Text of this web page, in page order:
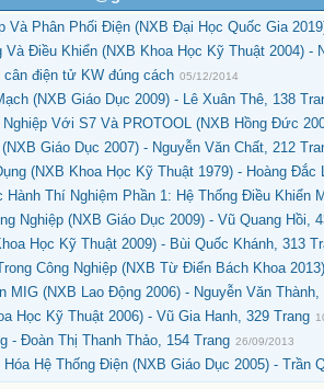
Và Phân Phối Điện (NXB Đại Học Quốc Gia
Điều Khiển (NXB Khoa Học Kỹ Thuật 2004) -
điện tử KW đúng cách 05/12/2014
(NXB Giáo Dục 2009) - Lê Xuân Thê, 138
Với S7 Và PROTOOL (NXB Hồng Đức
Giáo Dục 2007) - Nguyễn Văn Chất, 212
(NXB Khoa Học Kỹ Thuật 1979) - Hoàng Đắc
Thí Nghiệm Phần 1: Hệ Thống Điều Khiển
Nghiệp (NXB Giáo Dục 2009) - Vũ Quang Hồi,
Học Kỹ Thuật 2009) - Bùi Quốc Khánh, 313
Công Nghiệp (NXB Từ Điển Bách Khoa
MIG (NXB Lao Động 2006) - Nguyễn Văn Thành,
Học Kỹ Thuật 2006) - Vũ Gia Hanh, 329 Trang
- Đoàn Thị Thanh Thảo, 154 Trang 26/09/2013
Hệ Thống Điện (NXB Giáo Dục 2005) - Trần